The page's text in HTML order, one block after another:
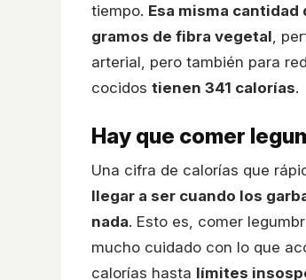
tiempo. Esa misma
gramos de fibra vegetal ,
arterial, pero también para
cocidos tienen 341 calorías.
Hay que comer
Una cifra de calorías que
llegar a ser cuando los
nada. Esto es, comer
mucho cuidado con lo que
calorías hasta límites